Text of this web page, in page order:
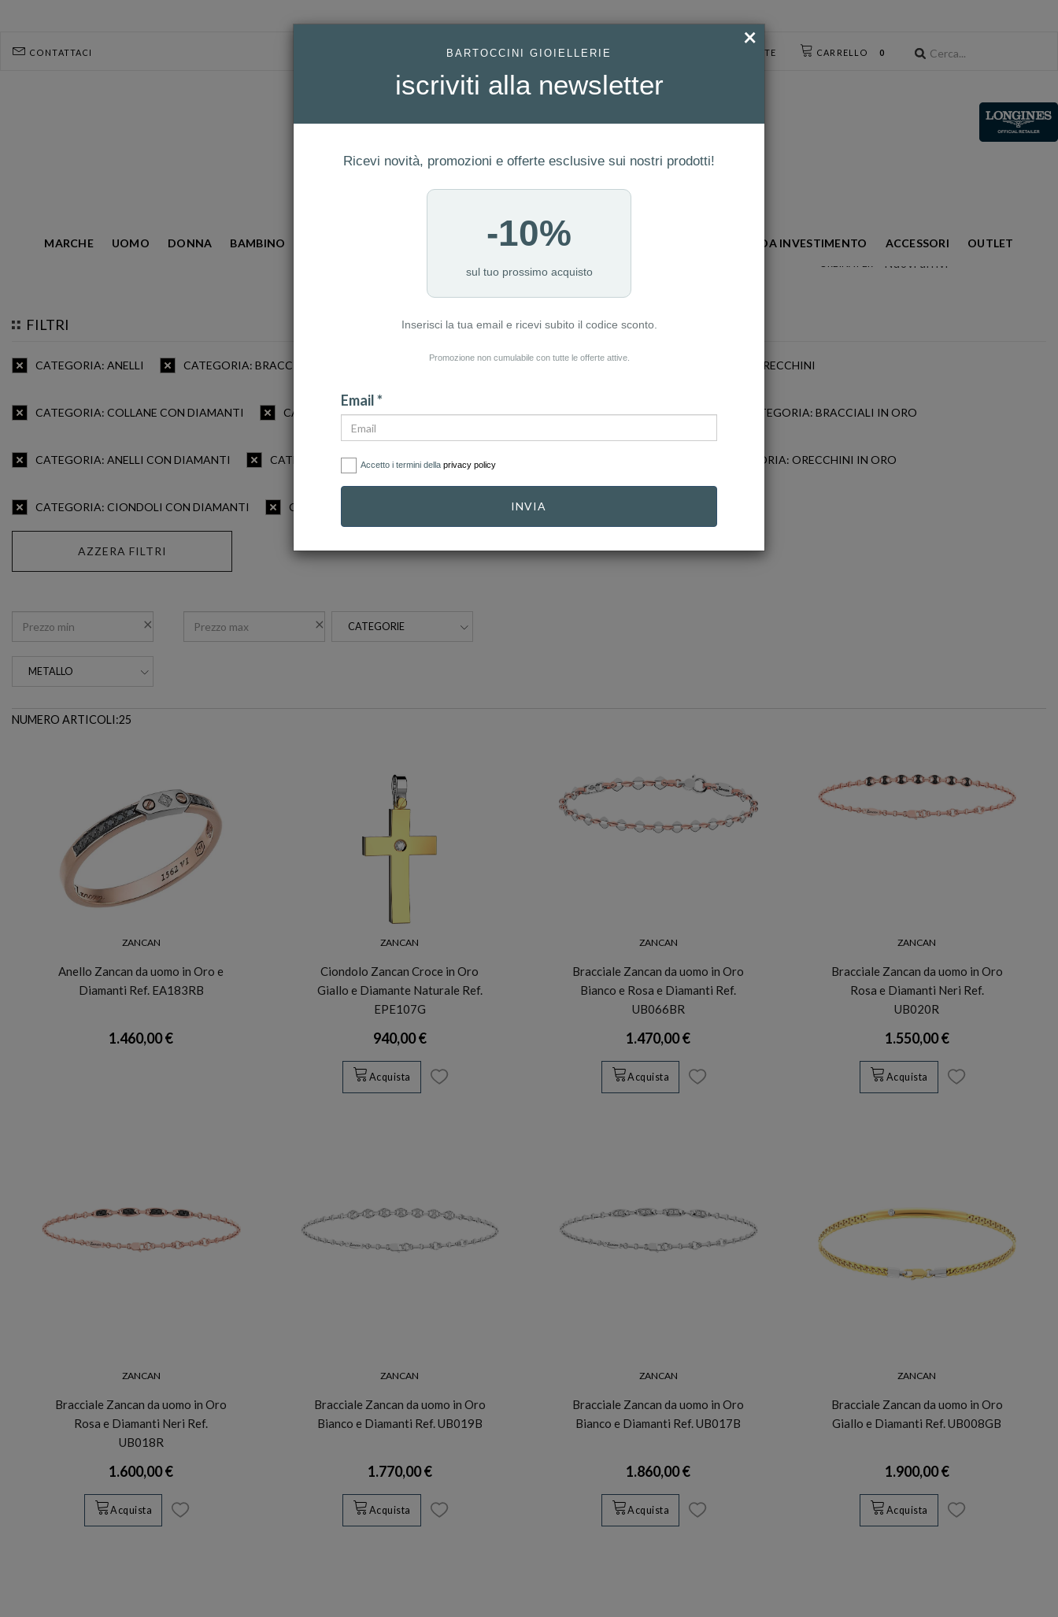
CARRELLO 0
ACCESSO UTENTE
CONTATTACI
MARCHE UOMO DONNA BAMBINO GIOIELLI MODA OROLOGI ORO DA INVESTIMENTO ACCESSORI
OUTLET
HOMEPAGE
ZANCAN
ORDINA PER
Nuovi arrivi
FILTRI
CATEGORIA: ANELLI CATEGORIA: BRACCIALI CATEGORIA: CIONDOLI CATEGORIA: COLLANE CATEGORIA: ORECCHINI
CATEGORIA: COLLANE CON DIAMANTI CATEGORIA: COLLANE IN ORO CATEGORIA: BRACCIALI CON DIAMANTI CATEGORIA: BRACCIALI IN ORO
CATEGORIA: ANELLI CON DIAMANTI CATEGORIA: ANELLI IN ORO CATEGORIA: ORECCHINI CON DIAMANTI CATEGORIA: ORECCHINI IN ORO
CATEGORIA: CIONDOLI CON DIAMANTI CATEGORIA: CIONDOLI IN ORO CATEGORIA: GIOIELLERIA
AZZERA FILTRI
CATEGORIE
METALLO
NUMERO ARTICOLI:25
ZANCAN
Anello Zancan da uomo in Oro e
Diamanti Ref. EA183RB
1.460,00 €
ZANCAN
Ciondolo Zancan Croce in Oro
Giallo e Diamante Naturale Ref.
EPE107G
940,00 €
Acquista
ZANCAN
Bracciale Zancan da uomo in Oro
Bianco e Rosa e Diamanti Ref.
UB066BR
1.470,00 €
Acquista
ZANCAN
Bracciale Zancan da uomo in Oro
Rosa e Diamanti Neri Ref.
UB020R
1.550,00 €
Acquista
ZANCAN
Bracciale Zancan da uomo in Oro
Rosa e Diamanti Neri Ref.
UB018R
1.600,00 €
Acquista
ZANCAN
Bracciale Zancan da uomo in Oro
Bianco e Diamanti Ref. UB019B
1.770,00 €
Acquista
ZANCAN
Bracciale Zancan da uomo in Oro
Bianco e Diamanti Ref. UB017B
1.860,00 €
Acquista
ZANCAN
Bracciale Zancan da uomo in Oro
Giallo e Diamanti Ref. UB008GB
1.900,00 €
Acquista
×
BARTOCCINI GIOIELLERIE
iscriviti alla newsletter
Ricevi novità, promozioni e offerte esclusive sui nostri prodotti!
-10%
sul tuo prossimo acquisto
Inserisci la tua email e ricevi subito il codice sconto.
Promozione non cumulabile con tutte le offerte attive.
Email *
Accetto i termini della privacy policy
INVIA